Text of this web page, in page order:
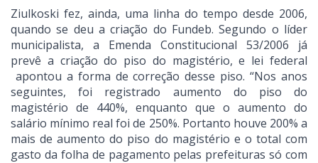
Ziulkoski fez, ainda, uma linha do tempo desde 2006,
quando se deu a criação do Fundeb. Segundo o líder
municipalista, a Emenda Constitucional 53/2006 já
prevê a criação do piso do magistério, e lei federal
apontou a forma de correção desse piso. “Nos anos
seguintes, foi registrado aumento do piso do
magistério de 440%, enquanto que o aumento do
salário mínimo real foi de 250%. Portanto houve 200% a
mais de aumento do piso do magistério e o total com
gasto da folha de pagamento pelas prefeituras só com